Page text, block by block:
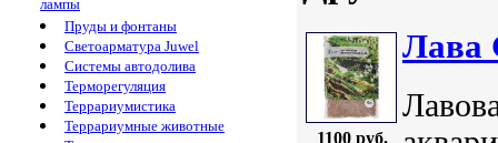
лампы
Пруды и фонтаны
Светоарматура Juwel
Системы автодолива
Терморегуляция
Террариумистика
Террариумные животные
1100 руб.
Лава